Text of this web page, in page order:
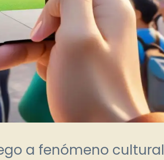
a fenómeno cultural